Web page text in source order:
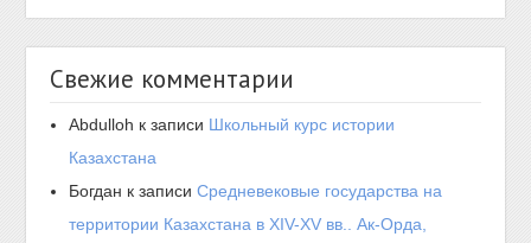
Свежие комментарии
Abdulloh к записи Школьный курс истории
Казахстана
Богдан к записиСредневековые государства на
территории Казахстана в XIV-XV вв.. Ак-Орда,